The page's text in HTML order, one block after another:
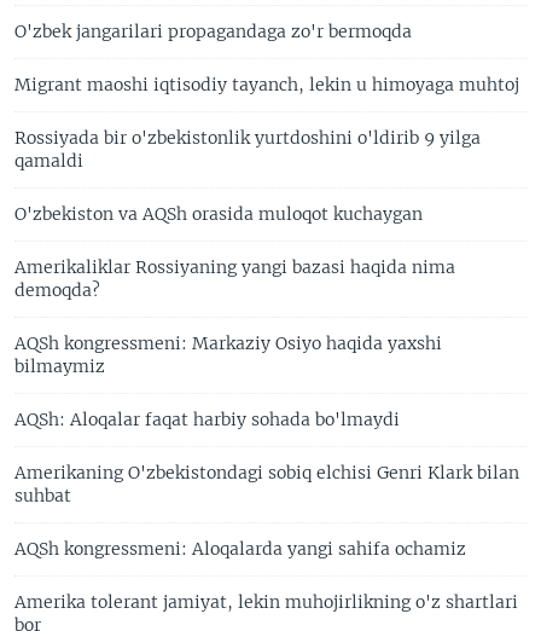
O'zbek jangarilari propagandaga zo'r bermoqda
Migrant maoshi iqtisodiy tayanch, lekin u himoyaga muhtoj
Rossiyada bir o'zbekistonlik yurtdoshini o'ldirib 9 yilga
qamaldi
O'zbekiston va AQSh orasida muloqot kuchaygan
Amerikaliklar Rossiyaning yangi bazasi haqida nima
demoqda?
AQSh kongressmeni: Markaziy Osiyo haqida yaxshi
bilmaymiz
AQSh: Aloqalar faqat harbiy sohada bo'lmaydi
Amerikaning O'zbekistondagi sobiq elchisi Genri Klark bilan
suhbat
AQSh kongressmeni: Aloqalarda yangi sahifa ochamiz
Amerika tolerant jamiyat, lekin muhojirlikning o'z shartlari
bor